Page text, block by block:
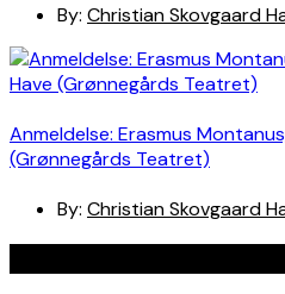
By: Christian Skovgaard
Anmeldelse: Erasmus
(Grønnegårds Teatret)
By: Christian Skovgaard